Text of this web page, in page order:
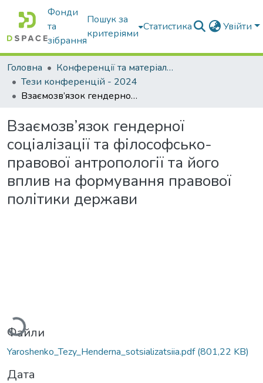
Фонди
та
зібрання
Пошук за
критеріями
Статистика Увійти
Головна
Конференції та матеріали конференцій
Тези конференцій - 2024
Взаємозв’язок гендерної соціалізації та філософсько-правової антропології та його вплив на формування правової політики держави
Взаємозв’язок гендерної
соціалізації та філософсько-
правової антропології та його
вплив на формування правової
політики держави
Файли
Yaroshenko_Tezy_Henderna_sotsializatsiia.pdf(801,22 KB)
Дата